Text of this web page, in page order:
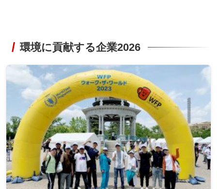
環境に貢献する企業2026